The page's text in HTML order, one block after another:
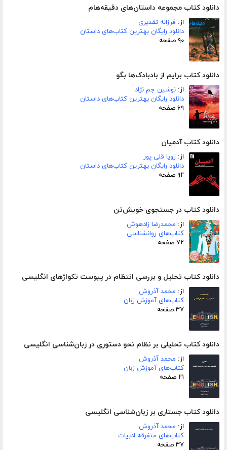
دانلود کتاب مجموعه داستان‌های دقیقه‌هام
از: فرزانه تقدیری
دانلود رایگان بهترین کتاب‌های داستان
۹۰ صفحه
دانلود کتاب برایم از بادبادک‌ها بگو
از: نوشین جم نژاد
دانلود رایگان بهترین کتاب‌های داستان
۶۹ صفحه
دانلود کتاب آدمیان
از: زویا قلی پور
دانلود رایگان بهترین کتاب‌های داستان
۹۲ صفحه
دانلود کتاب در جستجوی خویش‌تن
از: محمدرضا زادهوش
کتاب‌های روانشناسی
۷۲ صفحه
دانلود کتاب تحلیل و بررسی انتظام در پیوست تکواژهای انگلیسی
از: محمد آذروش
کتاب‌های آموزش زبان
۳۷ صفحه
دانلود کتاب تحلیلی بر نظام نحو دستوری در زبان‌شناسی انگلیسی
از: محمد آذروش
کتاب‌های آموزش زبان
۲۱ صفحه
دانلود کتاب جستاری بر زبان‌شناسی انگلیسی
از: محمد آذروش
کتاب‌های متفرقه ادبیات
۳۷ صفحه